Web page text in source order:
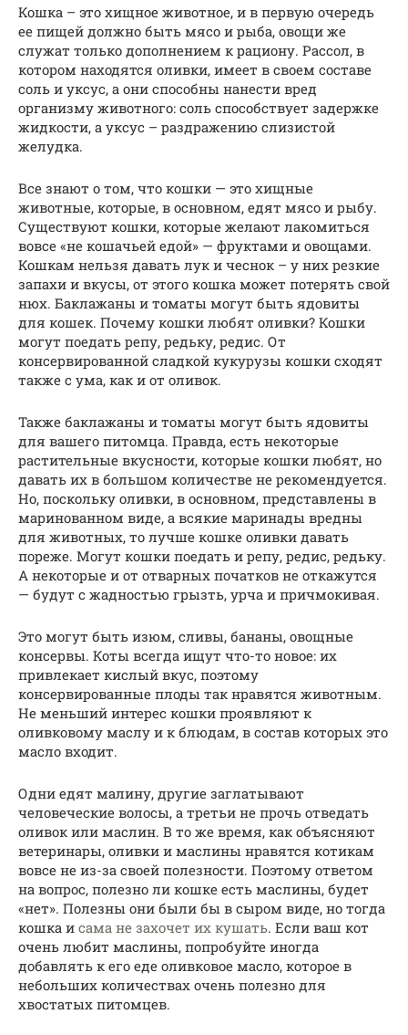
Кошка – это хищное животное, и в первую очередь
ее пищей должно быть мясо и рыба, овощи же
служат только дополнением к рациону. Рассол, в
котором находятся оливки, имеет в своем составе
соль и уксус, а они способны нанести вред
организму животного: соль способствует задержке
жидкости, а уксус – раздражению слизистой
желудка.
Все знают о том, что кошки — это хищные
животные, которые, в основном, едят мясо и рыбу.
Существуют кошки, которые желают лакомиться
вовсе «не кошачьей едой» — фруктами и овощами.
Кошкам нельзя давать лук и чеснок – у них резкие
запахи и вкусы, от этого кошка может потерять свой
нюх. Баклажаны и томаты могут быть ядовиты
для кошек. Почему кошки любят оливки? Кошки
могут поедать репу, редьку, редис. От
консервированной сладкой кукурузы кошки сходят
также с ума, как и от оливок.
Также баклажаны и томаты могут быть ядовиты
для вашего питомца. Правда, есть некоторые
растительные вкусности, которые кошки любят, но
давать их в большом количестве не рекомендуется.
Но, поскольку оливки, в основном, представлены в
маринованном виде, а всякие маринады вредны
для животных, то лучше кошке оливки давать
пореже. Могут кошки поедать и репу, редис, редьку.
А некоторые и от отварных початков не откажутся
— будут с жадностью грызть, урча и причмокивая.
Это могут быть изюм, сливы, бананы, овощные
консервы. Коты всегда ищут что-то новое: их
привлекает кислый вкус, поэтому
консервированные плоды так нравятся животным.
Не меньший интерес кошки проявляют к
оливковому маслу и к блюдам, в состав которых это
масло входит.
Одни едят малину, другие заглатывают
человеческие волосы, а третьи не прочь отведать
оливок или маслин. В то же время, как объясняют
ветеринары, оливки и маслины нравятся котикам
вовсе не из-за своей полезности. Поэтому ответом
на вопрос, полезно ли кошке есть маслины, будет
«нет». Полезны они были бы в сыром виде, но тогда
кошка и сама не захочет их кушать. Если ваш кот
очень любит маслины, попробуйте иногда
добавлять к его еде оливковое масло, которое в
небольших количествах очень полезно для
хвостатых питомцев.